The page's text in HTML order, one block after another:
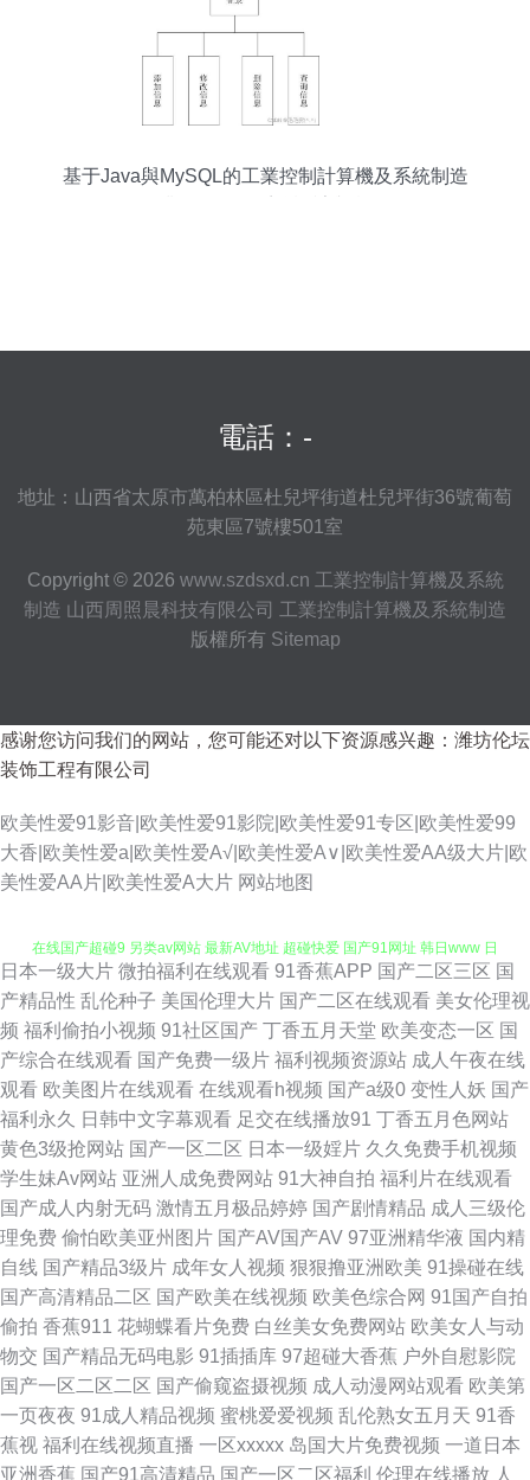
基于Java與MySQL的工業控制計算機及系統制造
電話：-
地址：山西省太原市萬柏林區杜兒坪街道杜兒坪街36號葡萄
苑東區7號樓501室
Copyright © 2026 www.szdsxd.cn 工業控制計算機及系統
制造 山西周照晨科技有限公司 工業控制計算機及系統制造
版權所有 Sitemap
感谢您访问我们的网站，您可能还对以下资源感兴趣：潍坊伦坛
装饰工程有限公司
欧美性爱91影音|欧美性爱91影院|欧美性爱91专区|欧美性爱99
大香|欧美性爱a|欧美性爱A√|欧美性爱A∨|欧美性爱AA级大片|欧
美性爱AA片|欧美性爱A大片 网站地图
韩国黄色片三级 自慰喷涌一线天 欧美后入 熟女在线视频网站 午夜剧场欧美
本超碰 午夜性av 91狼友基地 成人午夜A片 国产午夜伊人精品 六月天婷婷 日
本A片色情网站 自拍AV网 99就要操逼 超碰综合久久 韩国怀旧三级AV 内射邻
家少妇日韩 日本足交视频 性爱福利老司机 69成人网站 91新址 东京热床豆
麻豆一区二区 人妖操女 婷婷五月天啪啪 91国产福利导航 97福利社视频 超碰
人人操人人操 韩国激情av免费 久久微拍网 日韩精品3区2区 香蕉网站 自拍超
碰人 99re超鹏 av资源网址 东京热自慰自行车 国产高清在线 狼友色五月天
麻豆九九综合视频 人人婷婷五月天 日本中文视频 97欧美 久草最新网址 欧美
色网1区 丝足交在线 伊人大香蕉伊人 91po福利姬 成人無碼視頻 97亚洲涩 久
草精品在线 欧美韩性生在线看 日韩精品国产精品 深夜福利视频网 亚洲欧洲
日本一级大片 微拍福利在线观看 91香蕉APP 国产二区三区 国
产精品性 乱伦种子 美国伦理大片 国产二区在线观看 美女伦理视
频 福利偷拍小视频 91社区国产 丁香五月天堂 欧美变态一区 国
产综合在线观看 国产免费一级片 福利视频资源站 成人午夜在线
观看 欧美图片在线观看 在线观看h视频 国产a级0 变性人妖 国产
福利永久
日韩中文字幕观看 足交在线播放91 丁香五月色网站
黄色3级抢网站 国产一区二区 日本一级婬片 久久免费手机视频
学生妹Av网站 亚洲人成免费网站 91大神自拍 福利片在线观看
国产成人内射无码 激情五月极品婷婷 国产剧情精品 成人三级伦
理免费 偷怕欧美亚州图片 国产AV国产AV 97亚洲精华液 国内精
自线 国产精品3级片 成年女人视频 狠狠撸亚洲欧美 91操碰在线
国产高清精品二区 国产欧美在线视频 欧美色综合网 91国产自拍
偷拍 香蕉911 花蝴蝶看片免费 白丝美女免费网站 欧美女人与动
物交 国产精品无码电影 91插插库 97超碰大香蕉 户外自慰影院
国产一区二区二区 国产偷窥盗摄视频 成人动漫网站观看 欧美第
一页夜夜 91成人精品视频 蜜桃爱爱视频 乱伦熟女五月天 91香
蕉视 福利在线视频直播 一区xxxxx 岛国大片免费视频 一道日本
亚洲香蕉 国产91高清精品 国产一区二区福利 伦理在线播放 人